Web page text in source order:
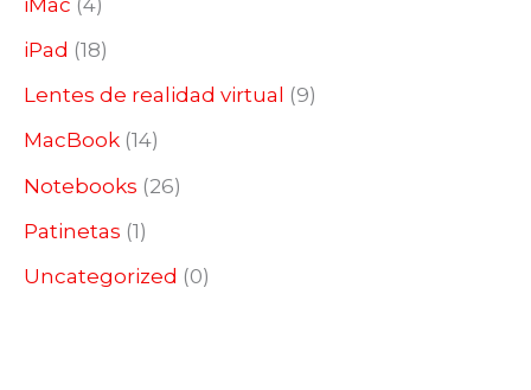
iPad (18)
Lentes de realidad virtual
(9)
MacBook (14)
Notebooks (26)
Patinetas (1)
Uncategorized (0)